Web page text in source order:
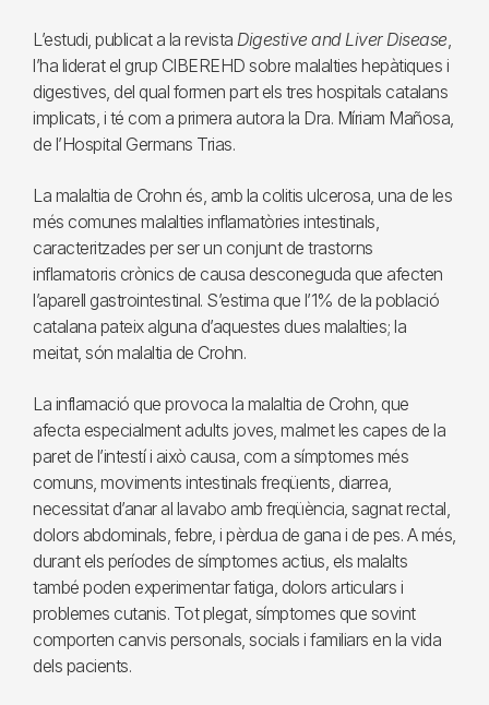
L’estudi, publicat a la revista Digestive and Liver Disease,
l’ha liderat el grup CIBEREHD sobre malalties hepàtiques i
digestives, del qual formen part els tres hospitals catalans
implicats, i té com a primera autora la Dra. Míriam Mañosa,
de l’Hospital Germans Trias.
La malaltia de Crohn és, amb la colitis ulcerosa, una de les
més comunes malalties inflamatòries intestinals,
caracteritzades per ser un conjunt de trastorns
inflamatoris crònics de causa desconeguda que afecten
l’aparell gastrointestinal. S’estima que l’1% de la població
catalana pateix alguna d’aquestes dues malalties; la
meitat, són malaltia de Crohn.
La inflamació que provoca la malaltia de Crohn, que
afecta especialment adults joves, malmet les capes de la
paret de l’intestí i això causa, com a símptomes més
comuns, moviments intestinals freqüents, diarrea,
necessitat d’anar al lavabo amb freqüència, sagnat rectal,
dolors abdominals, febre, i pèrdua de gana i de pes. A més,
durant els períodes de símptomes actius, els malalts
també poden experimentar fatiga, dolors articulars i
problemes cutanis. Tot plegat, símptomes que sovint
comporten canvis personals, socials i familiars en la vida
dels pacients.